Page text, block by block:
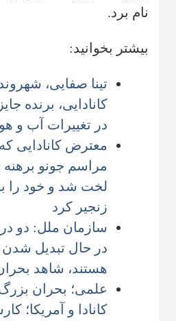
نام برد.
بیشتر بخوانید:
تینا صفایی، شهروند
کانادایی، برنده
در تغییرات آب و
معترض کانادایی
مراسم جونو برهنه
لخت شد و خود را
زنجیر کرد
سازمان ملل: دو
در حال تبدیل
هستند، شاهد
علمی؛ بحران بزرگ
کانادا و آمریکا؛